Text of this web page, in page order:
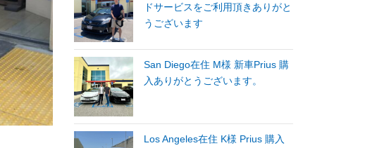
ドサービスをご利用頂きありがと
うございます
San Diego在住 M様 新車Prius 購
入ありがとうございます。
Los Angeles在住 K様 Prius 購入